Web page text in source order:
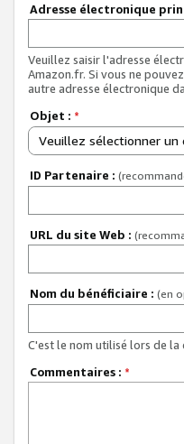
Adresse électronique
Veuillez saisir l'adresse
Amazon.fr. Si vous ne
autre adresse électronique
Objet : *
Veuillez sélectionner un
ID Partenaire :
URL du site Web :
Nom du bénéficiaire : (en
C'est le nom utilisé lors de
Commentaires : *